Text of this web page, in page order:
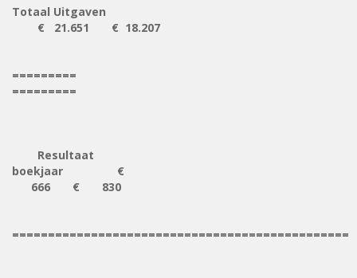
Totaal Uitgaven
€ 21.651 € 18.207
=========
=========
Resultaat
boekjaar €
666 € 830
===============================================